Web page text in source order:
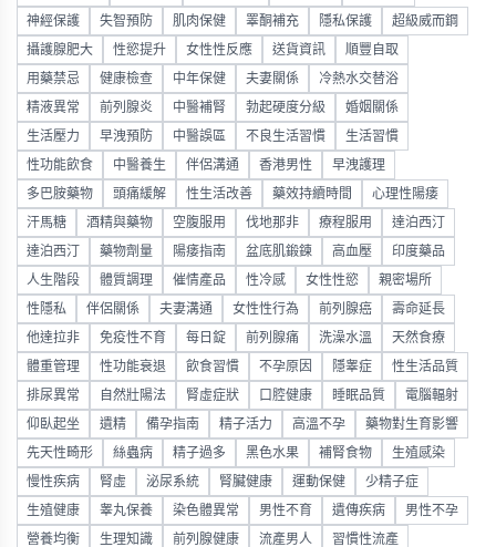
神經保護 失智預防 肌肉保健 睪酮補充 隱私保護 超級威而鋼
攝護腺肥大 性慾提升 女性性反應 送貨資訊 順豐自取
用藥禁忌 健康檢查 中年保健 夫妻關係 冷熱水交替浴
精液異常 前列腺炎 中醫補腎 勃起硬度分級 婚姻關係
生活壓力 早洩預防 中醫誤區 不良生活習慣 生活習慣
性功能飲食 中醫養生 伴侶溝通 香港男性 早洩護理
多巴胺藥物 頭痛緩解 性生活改善 藥效持續時間 心理性陽痿
汗馬糖 酒精與藥物 空腹服用 伐地那非 療程服用 達泊西汀
達泊西汀 藥物劑量 陽痿指南 盆底肌鍛鍊 高血壓 印度藥品
人生階段 體質調理 催情產品 性冷感 女性性慾 親密場所
性隱私 伴侶關係 夫妻溝通 女性性行為 前列腺癌 壽命延長
他達拉非 免疫性不育 每日錠 前列腺痛 洗澡水溫 天然食療
體重管理 性功能衰退 飲食習慣 不孕原因 隱睾症 性生活品質
排尿異常 自然壯陽法 腎虛症狀 口腔健康 睡眠品質 電腦輻射
仰臥起坐 遺精 備孕指南 精子活力 高溫不孕 藥物對生育影響
先天性畸形 絲蟲病 精子過多 黑色水果 補腎食物 生殖感染
慢性疾病 腎虛 泌尿系統 腎臟健康 運動保健 少精子症
生殖健康 睾丸保養 染色體異常 男性不育 遺傳疾病 男性不孕
營養均衡 生理知識 前列腺健康 流產男人 習慣性流產